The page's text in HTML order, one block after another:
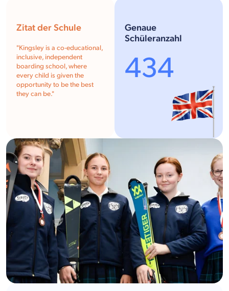
Zitat der Schule
"Kingsley is a co-educational,
inclusive, independent
boarding school, where
every child is given the
opportunity to be the best
they can be."
Genaue
Schüleranzahl
434